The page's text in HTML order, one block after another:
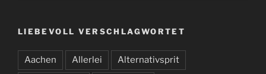
LIEBEVOLL VERSCHLAGWORTET
Aachen Allerlei Alternativsprit